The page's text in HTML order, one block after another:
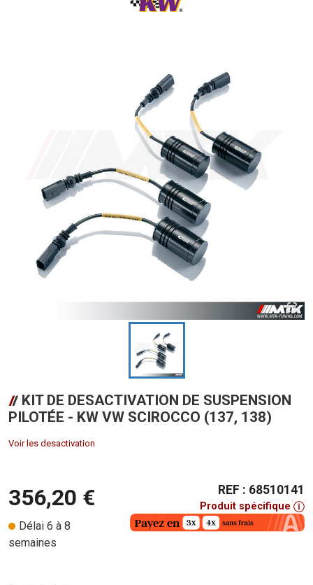
KIT DE DESACTIVATION DE SUSPENSION
PILOTÉE - KW VW SCIROCCO (137, 138)
Voir les desactivation
356,20 €
Délai 6 à 8
semaines
REF : 68510141
Produit spécifique